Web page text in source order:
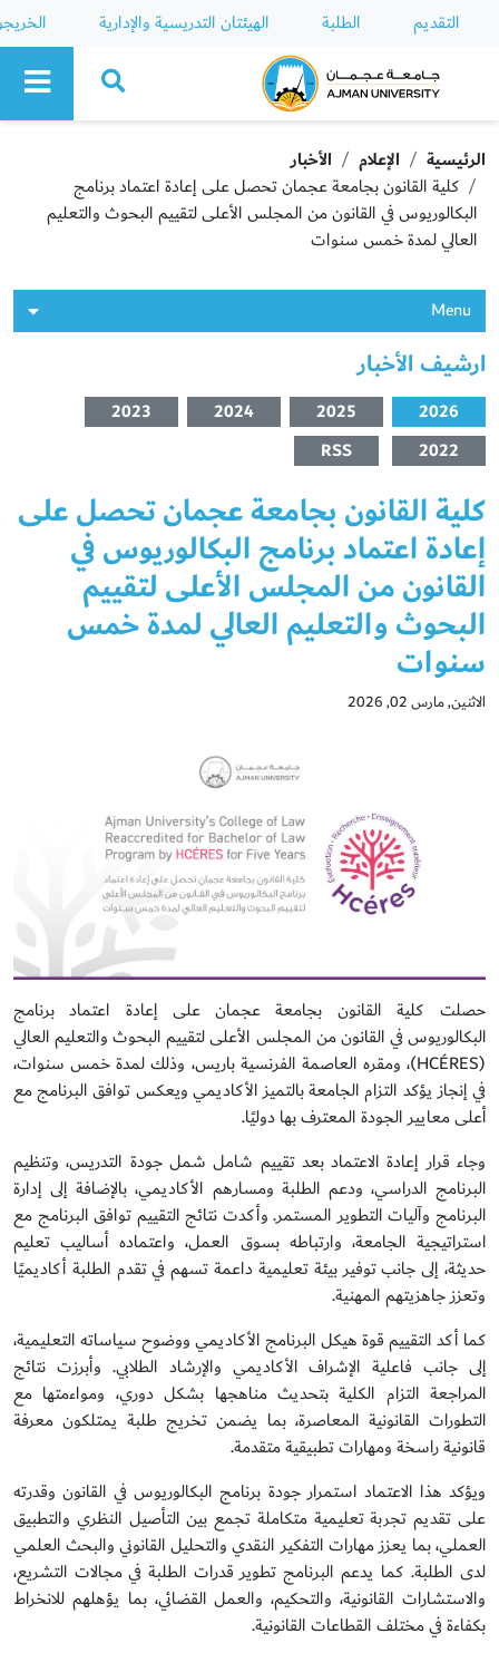
التقديم الطلبة الهيئتان التدريسية والإدارية
Ajman University
الرئيسية الإعلام
الأخبار
كلية القانون بجامعة عجمان تحصل على إعادة اعتماد برنامج
البكالوريوس في القانون من المجلس الأعلى لتقييم البحوث والتعليم
العالي لمدة خمس سنوات
Menu
ارشيف الأخبار
2026
2025
2024
2023
2022
RSS
كلية القانون بجامعة عجمان تحصل على
إعادة اعتماد برنامج البكالوريوس في
القانون من المجلس الأعلى لتقييم
البحوث والتعليم العالي لمدة خمس
سنوات
الاثنين, مارس 02, 2026
حصلت كلية القانون بجامعة عجمان على إعادة اعتماد برنامج
البكالوريوس في القانون من المجلس الأعلى لتقييم البحوث والتعليم العالي
(HCÉRES)، ومقره العاصمة الفرنسية باريس، وذلك لمدة خمس سنوات،
في إنجاز يؤكد التزام الجامعة بالتميز الأكاديمي ويعكس توافق البرنامج مع
أعلى معايير الجودة المعترف بها دوليًا.
وجاء قرار إعادة الاعتماد بعد تقييم شامل شمل جودة التدريس، وتنظيم
البرنامج الدراسي، ودعم الطلبة ومسارهم الأكاديمي، بالإضافة إلى إدارة
البرنامج وآليات التطوير المستمر. وأكدت نتائج التقييم توافق البرنامج مع
استراتيجية الجامعة، وارتباطه بسوق العمل، واعتماده أساليب تعليم
حديثة، إلى جانب توفير بيئة تعليمية داعمة تسهم في تقدم الطلبة أكاديميًا
وتعزز جاهزيتهم المهنية.
كما أكد التقييم قوة هيكل البرنامج الأكاديمي ووضوح سياساته التعليمية،
إلى جانب فاعلية الإشراف الأكاديمي والإرشاد الطلابي. وأبرزت نتائج
المراجعة التزام الكلية بتحديث مناهجها بشكل دوري، ومواءمتها مع
التطورات القانونية المعاصرة، بما يضمن تخريج طلبة يمتلكون معرفة
قانونية راسخة ومهارات تطبيقية متقدمة.
ويؤكد هذا الاعتماد استمرار جودة برنامج البكالوريوس في القانون وقدرته
على تقديم تجربة تعليمية متكاملة تجمع بين التأصيل النظري والتطبيق
العملي، بما يعزز مهارات التفكير النقدي والتحليل القانوني والبحث العلمي
لدى الطلبة. كما يدعم البرنامج تطوير قدرات الطلبة في مجالات التشريع،
والاستشارات القانونية، والتحكيم، والعمل القضائي، بما يؤهلهم للانخراط
بكفاءة في مختلف القطاعات القانونية.